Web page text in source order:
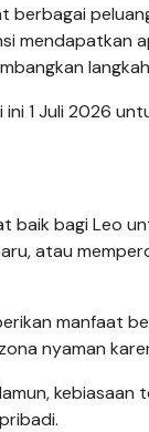
berbagai
mendapatkan
1 Juli 2026
baik bagi Leo
atau
manfaat
nyaman